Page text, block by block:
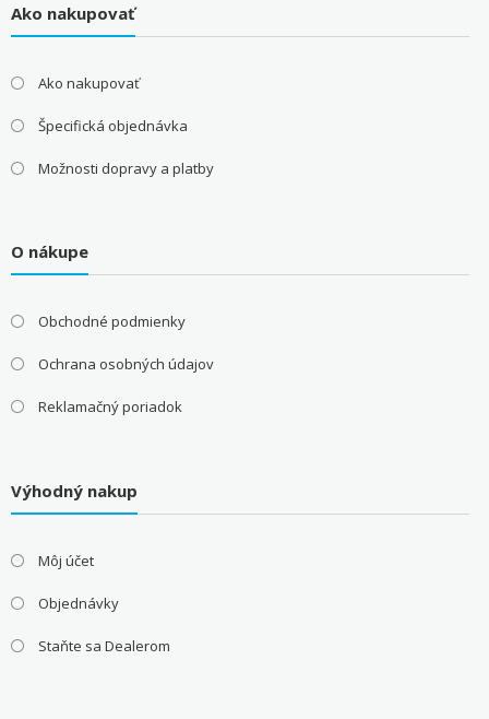
Ako nakupovať
Ako nakupovať
Špecifická objednávka
Možnosti dopravy a platby
O nákupe
Obchodné podmienky
Ochrana osobných údajov
Reklamačný poriadok
Výhodný nakup
Môj účet
Objednávky
Staňte sa Dealerom